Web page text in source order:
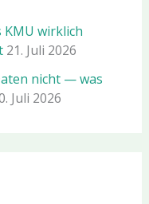
wirklich
21. Juli 2026
nicht — was
Juli 2026